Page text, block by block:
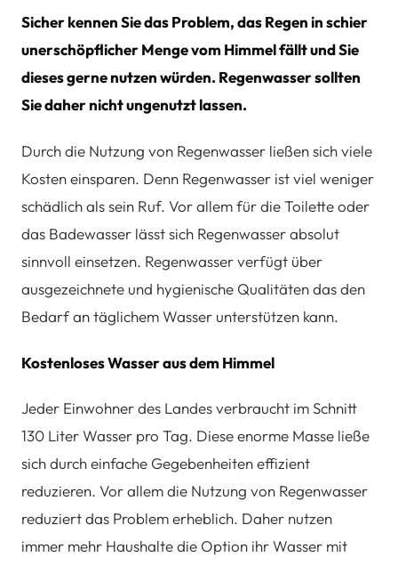
Sicher kennen Sie das Problem, das Regen in schier
unerschöpflicher Menge vom Himmel fällt und Sie
dieses gerne nutzen würden. Regenwasser sollten
Sie daher nicht ungenutzt lassen.
Durch die Nutzung von Regenwasser ließen sich viele
Kosten einsparen. Denn Regenwasser ist viel weniger
schädlich als sein Ruf. Vor allem für die Toilette oder
das Badewasser lässt sich Regenwasser absolut
sinnvoll einsetzen. Regenwasser verfügt über
ausgezeichnete und hygienische Qualitäten das den
Bedarf an täglichem Wasser unterstützen kann.
Kostenloses Wasser aus dem Himmel
Jeder Einwohner des Landes verbraucht im Schnitt
130 Liter Wasser pro Tag. Diese enorme Masse ließe
sich durch einfache Gegebenheiten effizient
reduzieren. Vor allem die Nutzung von Regenwasser
reduziert das Problem erheblich. Daher nutzen
immer mehr Haushalte die Option ihr Wasser mit